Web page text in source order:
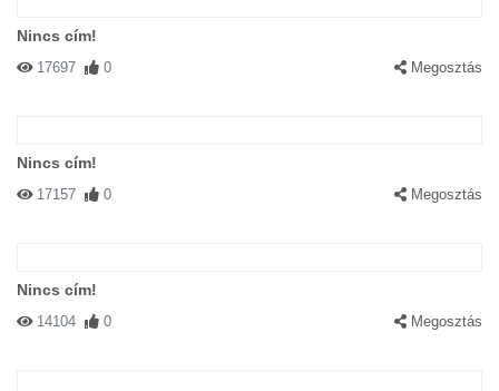
Nincs cím!
17697 0 Megosztás
Nincs cím!
17157 0 Megosztás
Nincs cím!
14104 0 Megosztás